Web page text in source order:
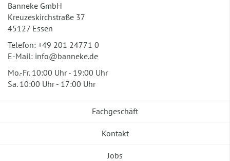
Banneke GmbH
Kreuzeskirchstraße 37
45127 Essen
Telefon: +49 201 24771 0
E-Mail: info@banneke.de
Mo.-Fr. 10:00 Uhr - 19:00 Uhr
Sa. 10:00 Uhr - 17:00 Uhr
Fachgeschäft
Kontakt
Jobs